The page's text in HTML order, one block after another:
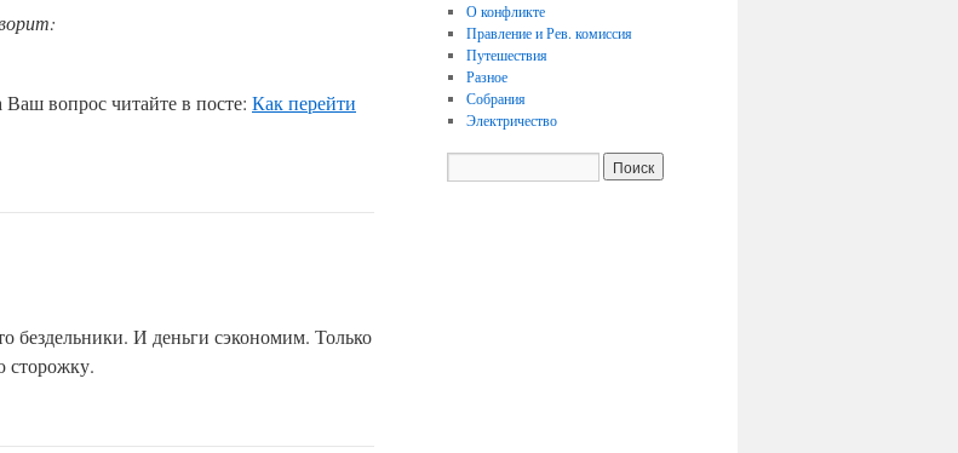
вопрос читайте в посте: Как перейти
бездельники. И деньги сэкономим. Только
сторожку.
О конфликте
Правление и Рев. комиссия
Путешествия
Разное
Собрания
Электричество